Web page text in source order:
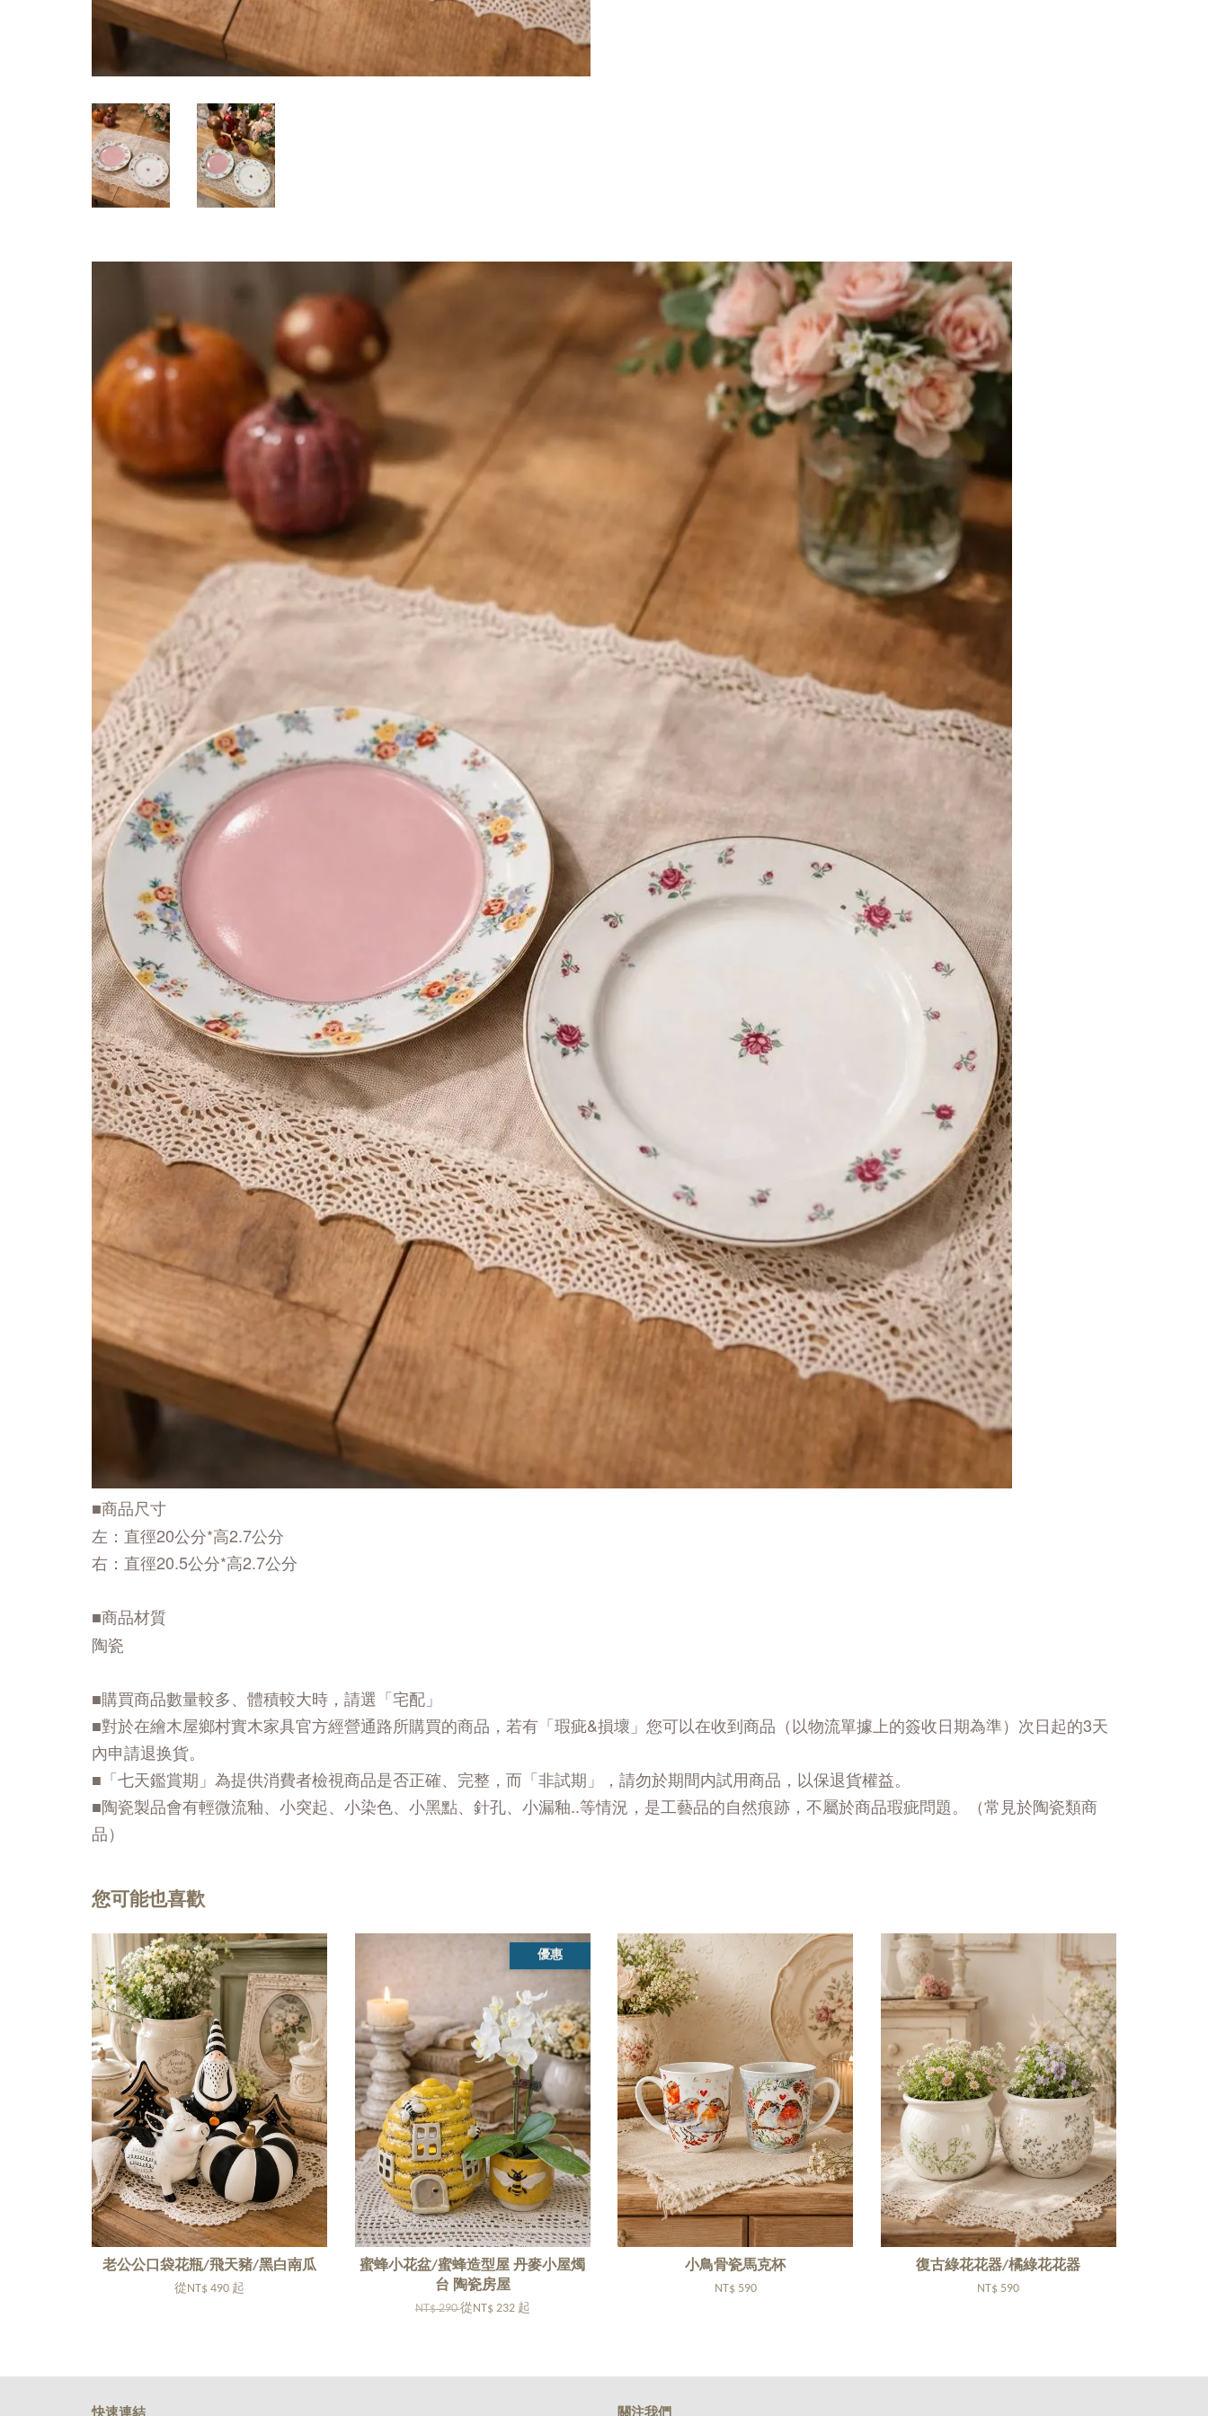
■商品尺寸
左：直徑20公分*高2.7公分
右：直徑20.5公分*高2.7公分
■商品材質
陶瓷
■購買商品數量較多、體積較大時，請選「宅配」
■對於在繪木屋鄉村實木家具官方經營通路所購買的商品，若有「瑕疵&損壞」您可以在收到商品（以物流單據上的簽收日期為準）次日起的3天
內申請退换貨。
■「七天鑑賞期」為提供消費者檢視商品是否正確、完整，而「非試期」，請勿於期間内試用商品，以保退貨權益。
■陶瓷製品會有輕微流釉、小突起、小染色、小黑點、針孔、小漏釉..等情況，是工藝品的自然痕跡，不屬於商品瑕疵問題。（常見於陶瓷類商
品）
您可能也喜歡
老公公口袋花瓶/飛天豬/黑白南瓜
從 NT$ 490 起
優惠
蜜蜂小花盆/蜜蜂造型屋 丹麥小屋燭
台 陶瓷房屋
NT$ 290從 NT$ 232 起
小鳥骨瓷馬克杯
NT$ 590
復古綠花花器/橘綠花花器
NT$ 590